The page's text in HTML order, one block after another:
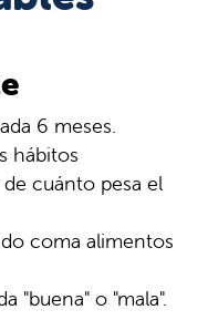
6 meses.
hábitos
cuánto pesa el
coma alimentos
"buena" o "mala".